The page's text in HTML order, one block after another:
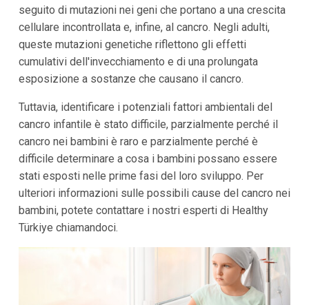
seguito di mutazioni nei geni che portano a una crescita
cellulare incontrollata e, infine, al cancro. Negli adulti,
queste mutazioni genetiche riflettono gli effetti
cumulativi dell'invecchiamento e di una prolungata
esposizione a sostanze che causano il cancro.
Tuttavia, identificare i potenziali fattori ambientali del
cancro infantile è stato difficile, parzialmente perché il
cancro nei bambini è raro e parzialmente perché è
difficile determinare a cosa i bambini possano essere
stati esposti nelle prime fasi del loro sviluppo. Per
ulteriori informazioni sulle possibili cause del cancro nei
bambini, potete contattare i nostri esperti di Healthy
Türkiye chiamandoci.